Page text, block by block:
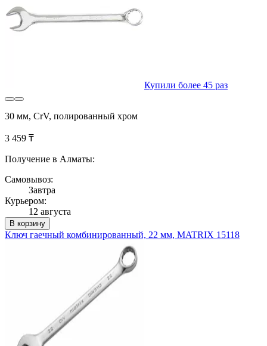
Купили более 45 раз
30 мм, CrV, полированный хром
3 459 ₸
Получение в Алматы:
Самовывоз:
Завтра
Курьером:
12 августа
В корзину
Ключ гаечный комбинированный, 22 мм, MATRIX 15118